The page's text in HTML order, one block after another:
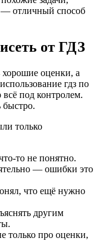
— отличный способ
от ГДЗ
оценки, а
гдз по
под контролем.
быстро.
только
то не понятно.
— ошибки это
что ещё нужно
другим
только про оценки,